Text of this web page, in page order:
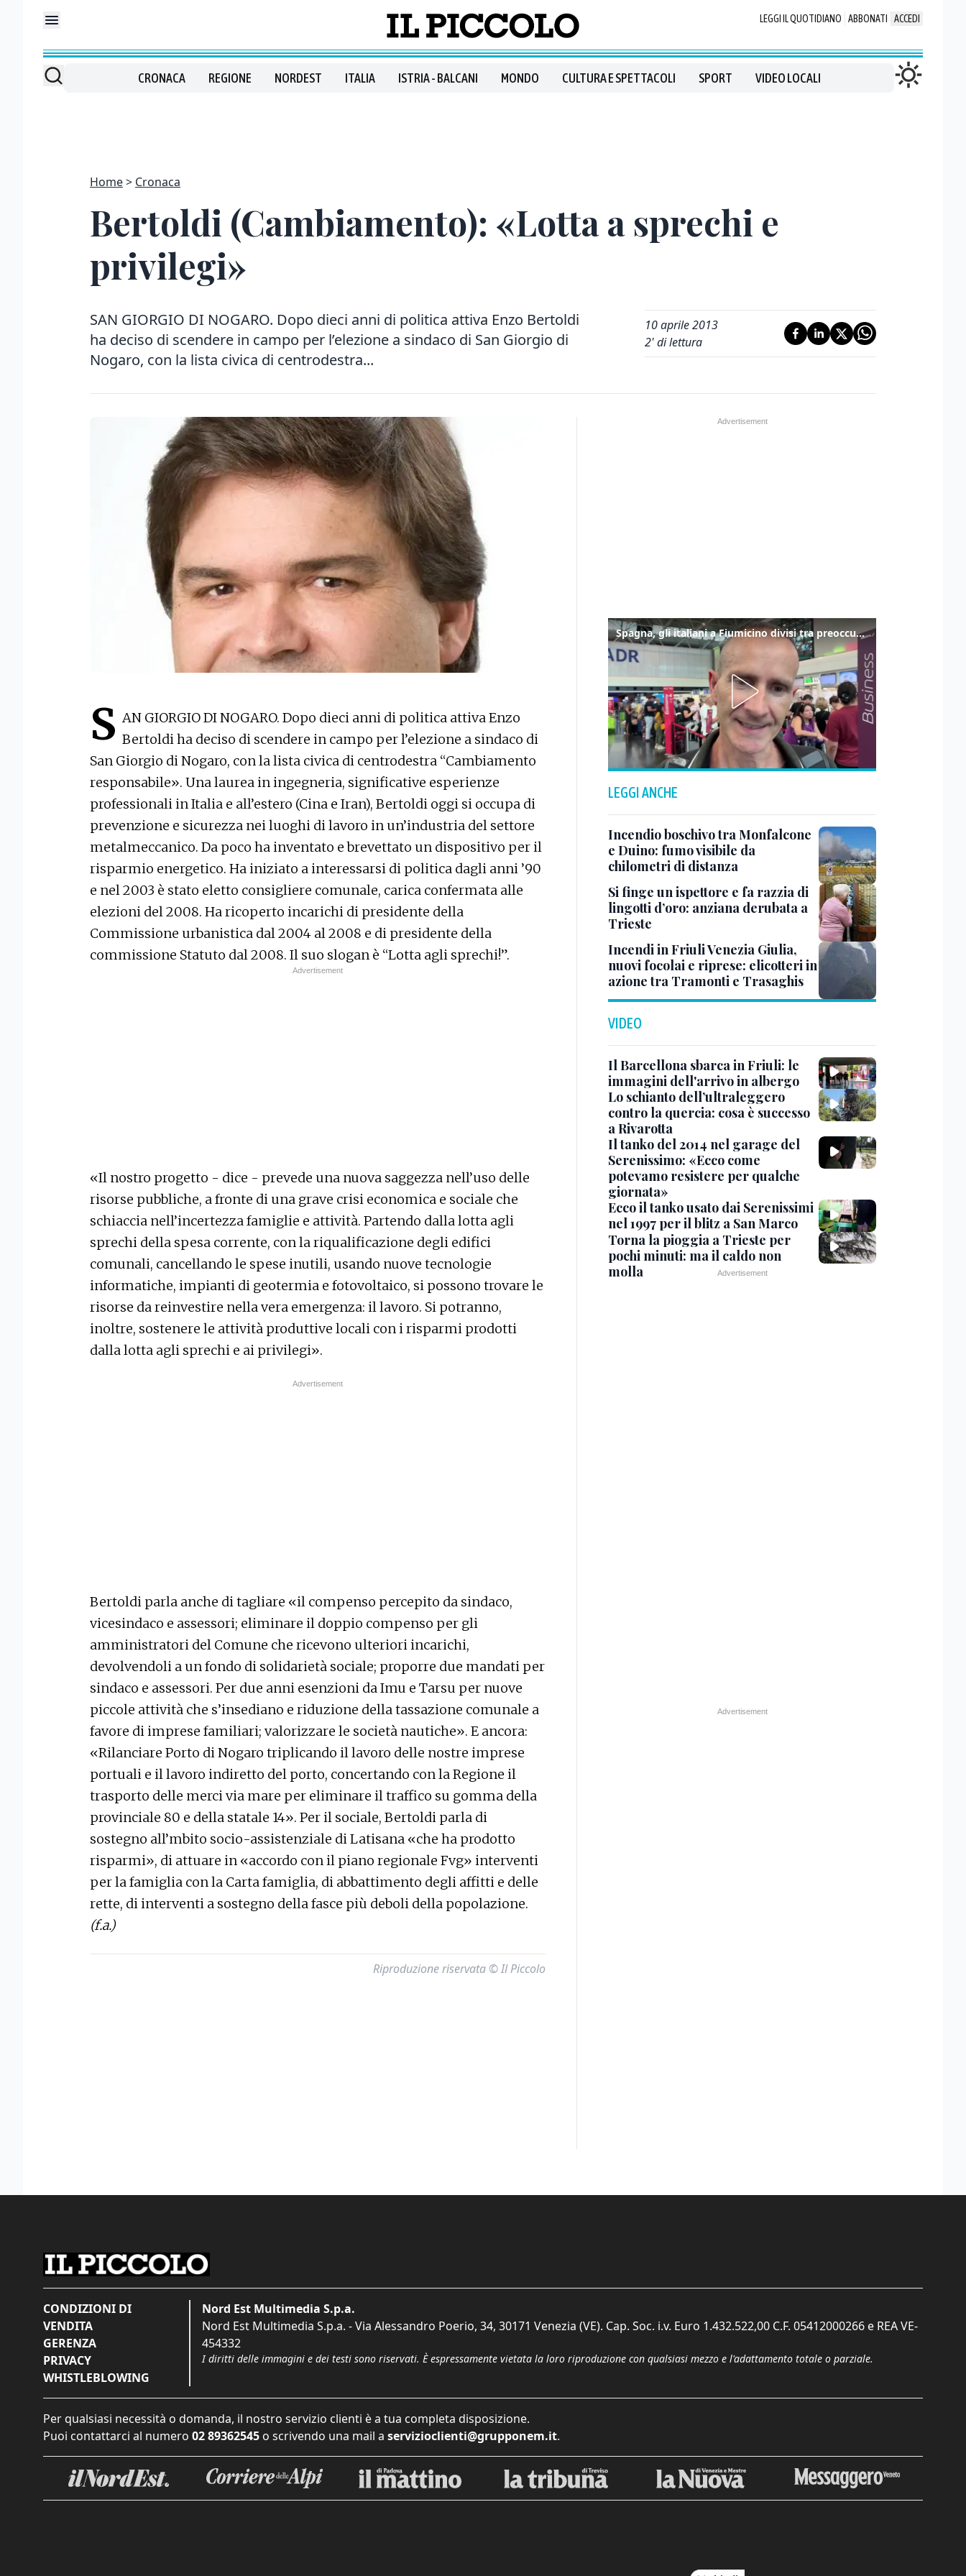
LEGGI IL QUOTIDIANO ABBONATI ACCEDI
CRONACA REGIONE NORDEST ITALIA ISTRIA - BALCANI MONDO CULTURA E SPETTACOLI SPORT VIDEO LOCALI
Home Cronaca
Bertoldi (Cambiamento): «Lotta a sprechi e
privilegi»
SAN GIORGIO DI NOGARO. Dopo dieci anni di politica attiva Enzo Bertoldi
ha deciso di scendere in campo per l’elezione a sindaco di San Giorgio di
Nogaro, con la lista civica di centrodestra...
10 aprile 2013
2' di lettura
S AN GIORGIO DI NOGARO. Dopo dieci anni di politica attiva Enzo
Bertoldi ha deciso di scendere in campo per l’elezione a sindaco di
San Giorgio di Nogaro, con la lista civica di centrodestra “Cambiamento
responsabile». Una laurea in ingegneria, significative esperienze
professionali in Italia e all’estero (Cina e Iran), Bertoldi oggi si occupa di
prevenzione e sicurezza nei luoghi di lavoro in un’industria del settore
metalmeccanico. Da poco ha inventato e brevettato un dispositivo per il
risparmio energetico. Ha iniziato a interessarsi di politica dagli anni ’90
e nel 2003 è stato eletto consigliere comunale, carica confermata alle
elezioni del 2008. Ha ricoperto incarichi di presidente della
Commissione urbanistica dal 2004 al 2008 e di presidente della
commissione Statuto dal 2008. Il suo slogan è “Lotta agli sprechi!”.
«Il nostro progetto - dice - prevede una nuova saggezza nell’uso delle
risorse pubbliche, a fronte di una grave crisi economica e sociale che
schiaccia nell’incertezza famiglie e attività. Partendo dalla lotta agli
sprechi della spesa corrente, con la riqualificazione degli edifici
comunali, cancellando le spese inutili, usando nuove tecnologie
informatiche, impianti di geotermia e fotovoltaico, si possono trovare le
risorse da reinvestire nella vera emergenza: il lavoro. Si potranno,
inoltre, sostenere le attività produttive locali con i risparmi prodotti
dalla lotta agli sprechi e ai privilegi».
Bertoldi parla anche di tagliare «il compenso percepito da sindaco,
vicesindaco e assessori; eliminare il doppio compenso per gli
amministratori del Comune che ricevono ulteriori incarichi,
devolvendoli a un fondo di solidarietà sociale; proporre due mandati per
sindaco e assessori. Per due anni esenzioni da Imu e Tarsu per nuove
piccole attività che s’insediano e riduzione della tassazione comunale a
favore di imprese familiari; valorizzare le società nautiche». E ancora:
«Rilanciare Porto di Nogaro triplicando il lavoro delle nostre imprese
portuali e il lavoro indiretto del porto, concertando con la Regione il
trasporto delle merci via mare per eliminare il traffico su gomma della
provinciale 80 e della statale 14». Per il sociale, Bertoldi parla di
sostegno all’mbito socio-assistenziale di Latisana «che ha prodotto
risparmi», di attuare in «accordo con il piano regionale Fvg» interventi
per la famiglia con la Carta famiglia, di abbattimento degli affitti e delle
rette, di interventi a sostegno della fasce più deboli della popolazione.
(f.a.)
Riproduzione riservata © Il Piccolo
Spagna, gli italiani a Fiumicino divisi tra preoccupazione e dispiacere per i controlli
LEGGI ANCHE
Incendio boschivo tra Monfalcone
e Duino: fumo visibile da
chilometri di distanza
Si finge un ispettore e fa razzia di
lingotti d’oro: anziana derubata a
Trieste
Incendi in Friuli Venezia Giulia,
nuovi focolai e riprese: elicotteri in
azione tra Tramonti e Trasaghis
VIDEO
Il Barcellona sbarca in Friuli: le
immagini dell'arrivo in albergo
Lo schianto dell’ultraleggero
contro la quercia: cosa è successo
a Rivarotta
Il tanko del 2014 nel garage del
Serenissimo: «Ecco come
potevamo resistere per qualche
giornata»
Ecco il tanko usato dai Serenissimi
nel 1997 per il blitz a San Marco
Torna la pioggia a Trieste per
pochi minuti: ma il caldo non
molla
CONDIZIONI DI
VENDITA
GERENZA
PRIVACY
WHISTLEBLOWING
Nord Est Multimedia S.p.a.
Nord Est Multimedia S.p.a. - Via Alessandro Poerio, 34, 30171 Venezia (VE). Cap. Soc. i.v. Euro 1.432.522,00 C.F. 05412000266 e REA VE-
454332
I diritti delle immagini e dei testi sono riservati. È espressamente vietata la loro riproduzione con qualsiasi mezzo e l'adattamento totale o parziale.
Per qualsiasi necessità o domanda, il nostro servizio clienti è a tua completa disposizione.
Puoi contattarci al numero 02 89362545 o scrivendo una mail a servizioclienti@grupponem.it.